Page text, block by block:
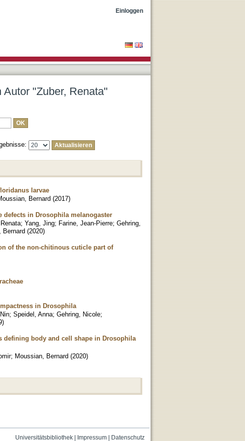
Einloggen
"Zuber, Renata"
larvae
Bernard (2017)
defects in Drosophila melanogaster
; Yang, Jing; Farine, Jean-Pierre; Gehring,
Bernard (2020)
of the non-chitinous cuticle part of
in Drosophila
; Speidel, Anna; Gehring, Nicole;
)
defining body and cell shape in Drosophila
; Moussian, Bernard (2020)
Universitätsbibliothek| Impressum| Datenschutz